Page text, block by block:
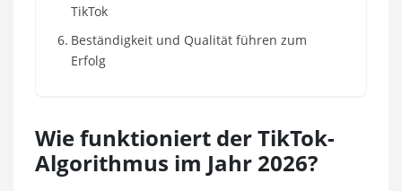
TikTok
Beständigkeit und Qualität führen zum
Erfolg
Wie funktioniert der TikTok-
Algorithmus im Jahr 2026?